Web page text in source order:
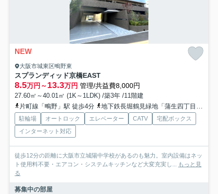
NEW
大阪市城東区鴫野東
スプランディッド京橋EAST
8.5万円～13.3万円 管理/共益費8,000円
27.60㎡～40.01㎡ (1K～1LDK) /築3年 /11階建
片町線「鴫野」駅 徒歩4分
地下鉄長堀鶴見緑地「蒲生四丁目」駅 徒歩16分
駐輪場 オートロック エレベーター CATV
宅配ボックス
インターネット対応
徒歩12分の距離に大阪市立城陽中学校があるのも魅力。室内設備はネッ
ト使用料不要・エアコン・システムキッチンなど大変充実し... もっと見
る
募集中の部屋